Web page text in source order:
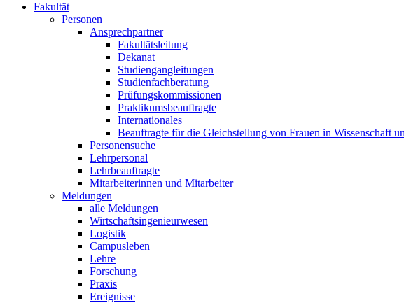
Fakultät
Personen
Ansprechpartner
Fakultätsleitung
Dekanat
Studiengangleitungen
Studienfachberatung
Prüfungskommissionen
Praktikumsbeauftragte
Internationales
Beauftragte für die Gleichstellung von Frauen in Wissenschaft
Personensuche
Lehrpersonal
Lehrbeauftragte
Mitarbeiterinnen und Mitarbeiter
Meldungen
alle Meldungen
Wirtschaftsingenieurwesen
Logistik
Campusleben
Lehre
Forschung
Praxis
Ereignisse